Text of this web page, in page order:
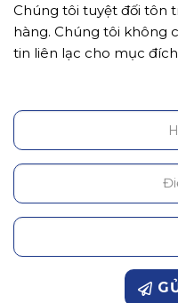
Chúng tôi tuyệt đối tôn
hàng. Chúng tôi không
tin liên lạc cho mục